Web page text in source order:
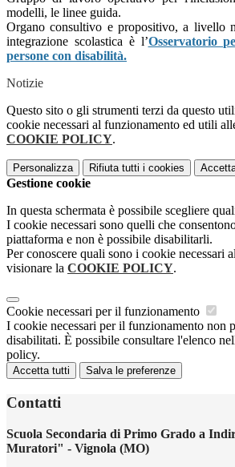
modelli, le linee guida.
Organo consultivo e propositivo, a livello
integrazione scolastica è l’Osservatorio
persone con disabilità.
Notizie
Questo sito o gli strumenti terzi da questo
cookie necessari al funzionamento ed utili
COOKIE POLICY.
Personalizza Rifiuta tutti i cookies
Gestione cookie
In questa schermata è possibile scegliere
I cookie necessari sono quelli che
piattaforma e non è possibile disabilitarli.
Per conoscere quali sono i cookie necessari
visionare la COOKIE POLICY.
Cookie necessari per il funzionamento
I cookie necessari per il funzionamento non
disabilitati. È possibile consultare l'elenco
policy.
Accetta tutti Salva le preferenze
Contatti
Scuola Secondaria di Primo Grado a
Muratori" - Vignola (MO)